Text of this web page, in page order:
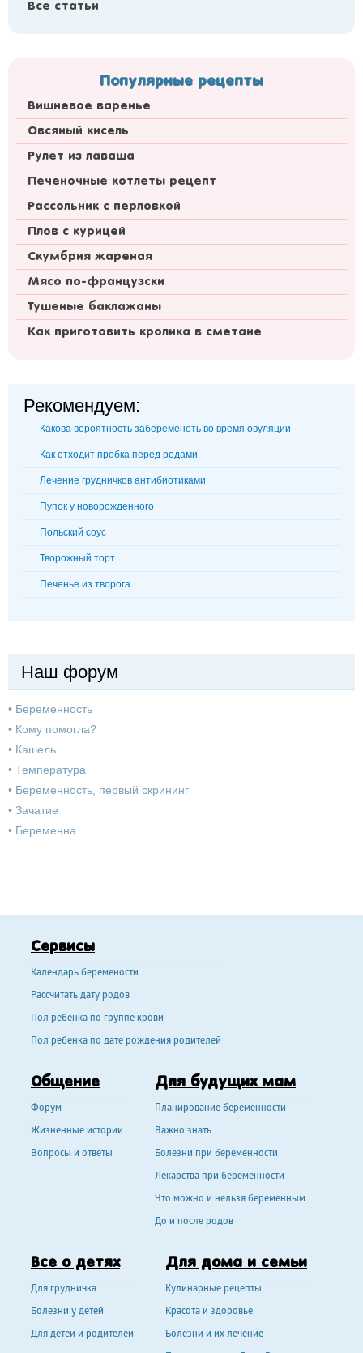
Все статьи
Популярные рецепты
Вишневое варенье
Овсяный кисель
Рулет из лаваша
Печеночные котлеты рецепт
Рассольник с перловкой
Плов с курицей
Скумбрия жареная
Мясо по-французски
Тушеные баклажаны
Как приготовить кролика в сметане
Рекомендуем:
Какова вероятность забеременеть во время овуляции
Как отходит пробка перед родами
Лечение грудничков антибиотиками
Пупок у новорожденного
Польский соус
Творожный торт
Печенье из творога
Наш форум
• Беременность
• Кому помогла?
• Кашель
• Температура
• Беременность, первый скрининг
• Зачатие
• Беременна
Сервисы
Календарь беремености
Рассчитать дату родов
Пол ребенка по группе крови
Пол ребенка по дате рождения родителей
Общение
Форум
Жизненные истории
Вопросы и ответы
Для будущих мам
Планирование беременности
Важно знать
Болезни при беременности
Лекарства при беременности
Что можно и нельзя беременным
До и после родов
Все о детях
Для грудничка
Болезни у детей
Для детей и родителей
Для дома и семьи
Кулинарные рецепты
Красота и здоровье
Болезни и их лечение